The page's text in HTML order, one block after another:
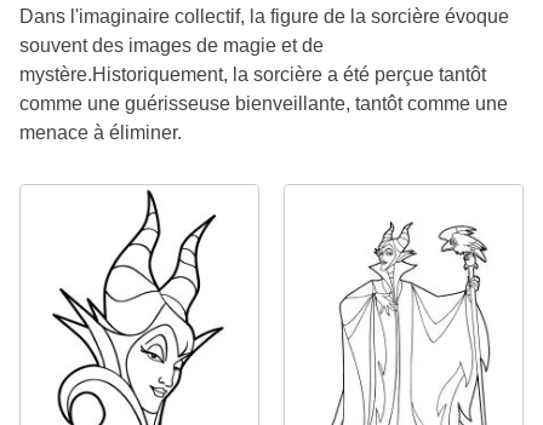
Dans l'imaginaire collectif, la figure de la sorcière évoque
souvent des images de magie et de
mystère.Historiquement, la sorcière a été perçue tantôt
comme une guérisseuse bienveillante, tantôt comme une
menace à éliminer.